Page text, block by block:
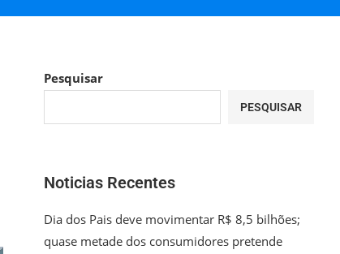
Pesquisar
PESQUISAR
Noticias Recentes
Dia dos Pais deve movimentar R$ 8,5 bilhões;
quase metade dos consumidores pretende